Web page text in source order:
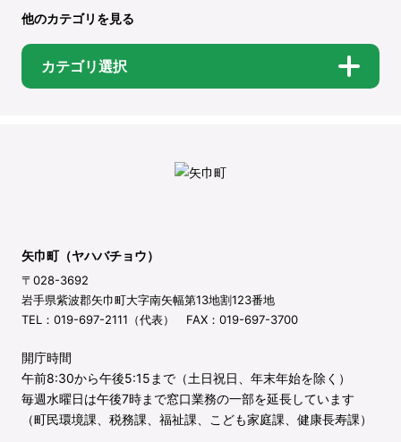
他のカテゴリを見る
カテゴリ選択
矢巾町（ヤハバチョウ）
〒028-3692
岩手県紫波郡矢巾町大字南矢幅第13地割123番地
TEL：019-697-2111（代表） FAX：019-697-3700
開庁時間
午前8:30から午後5:15まで（土日祝日、年末年始を除く）
毎週水曜日は午後7時まで窓口業務の一部を延長しています
（町民環境課、税務課、福祉課、こども家庭課、健康長寿課）